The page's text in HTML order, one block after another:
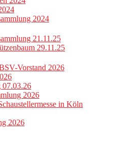
2024
21.11.25
29.11.25
Vorstand 2026
07.03.26
2026
in Köln
2026